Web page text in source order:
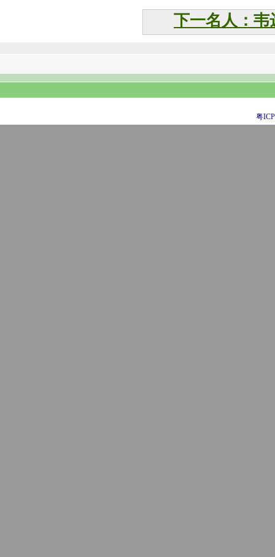
下一名人：韦
粤